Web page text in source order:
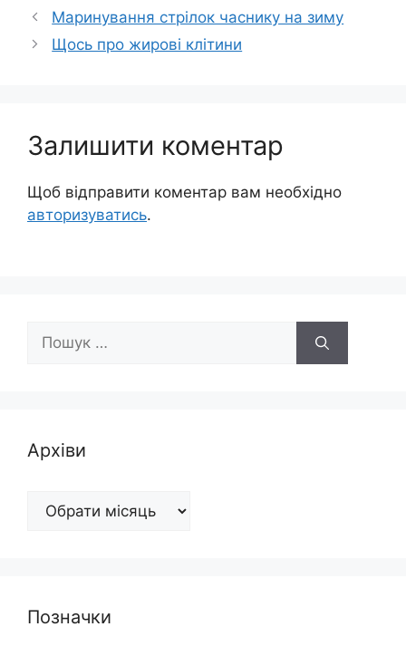
Маринування стрілок часнику на зиму
Щось про жирові клітини
Залишити коментар
Щоб відправити коментар вам необхідно
авторизуватись.
Пошук:
Архіви
Архіви
Позначки